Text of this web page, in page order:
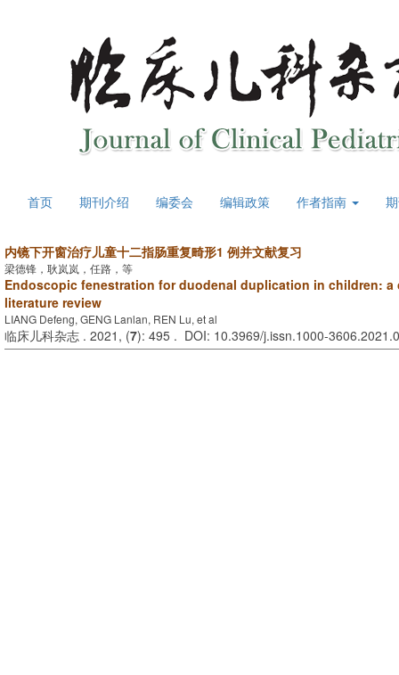
首页 期刊介绍 编委会 编辑政策 作者指南
内镜下开窗治疗儿童十二指肠重复畸形1 例并文献复习
梁德锋，耿岚岚，任路，等
Endoscopic fenestration for duodenal duplication in children: a
literature review
LIANG Defeng, GENG Lanlan, REN Lu, et al
临床儿科杂志 . 2021, (7): 495 . DOI: 10.3969/j.issn.1000-